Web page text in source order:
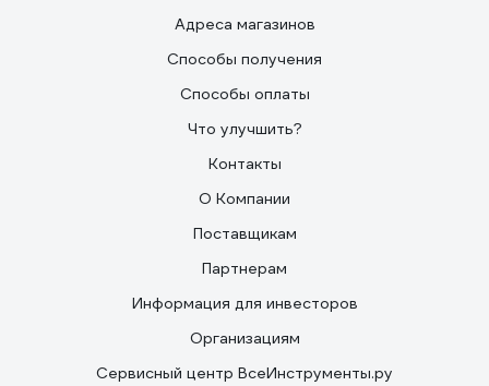
Адреса магазинов
Способы получения
Способы оплаты
Что улучшить?
Контакты
О Компании
Поставщикам
Партнерам
Информация для инвесторов
Организациям
Сервисный центр ВсеИнструменты.ру